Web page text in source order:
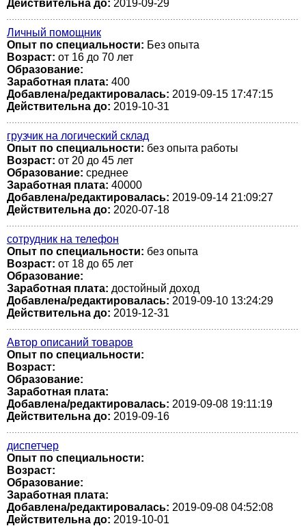
Действительна до: 2019-09-29
Личный помощник
Опыт по специальности: Без опыта
Возраст: от 16 до 70 лет
Образование:
Заработная плата: 400
Добавлена/редактировалась: 2019-09-15 17:47:15
Действительна до: 2019-10-31
грузчик на логический склад
Опыт по специальности: без опыта работы
Возраст: от 20 до 45 лет
Образование: среднее
Заработная плата: 40000
Добавлена/редактировалась: 2019-09-14 21:09:27
Действительна до: 2020-07-18
сотрудник на телефон
Опыт по специальности: без опыта
Возраст: от 18 до 65 лет
Образование:
Заработная плата: достойный доход
Добавлена/редактировалась: 2019-09-10 13:24:29
Действительна до: 2019-12-31
Автор описаний товаров
Опыт по специальности:
Возраст:
Образование:
Заработная плата:
Добавлена/редактировалась: 2019-09-08 19:11:19
Действительна до: 2019-09-16
диспетчер
Опыт по специальности:
Возраст:
Образование:
Заработная плата:
Добавлена/редактировалась: 2019-09-08 04:52:08
Действительна до: 2019-10-01